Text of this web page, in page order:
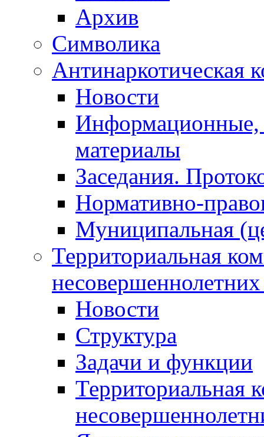
Архив
Символика
Антинаркотическая
Новости
Информационные,
материалы
Заседания.
Нормативно-
Муниципальная
Территориальная
Новости
Структура
Задачи и функции
Территориальная